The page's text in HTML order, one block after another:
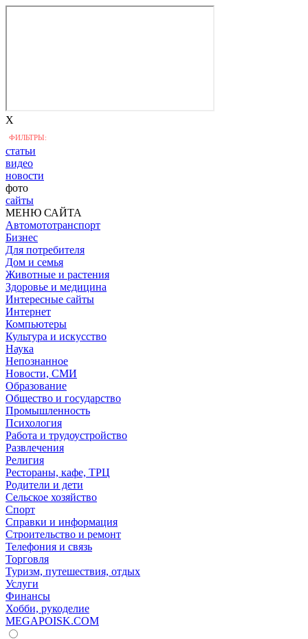
X
ФИЛЬТРЫ:
статьи
видео
новости
фото
сайты
МЕНЮ САЙТА
Автомототранспорт
Бизнес
Для потребителя
Дом и семья
Животные и растения
Здоровье и медицина
Интересные сайты
Интернет
Компьютеры
Культура и искусство
Наука
Непознанное
Новости, СМИ
Образование
Общество и государство
Промышленность
Психология
Работа и трудоустройство
Развлечения
Религия
Рестораны, кафе, ТРЦ
Родители и дети
Сельское хозяйство
Спорт
Справки и информация
Строительство и ремонт
Телефония и связь
Торговля
Туризм, путешествия, отдых
Услуги
Финансы
Хобби, рукоделие
MEGAPOISK.COM